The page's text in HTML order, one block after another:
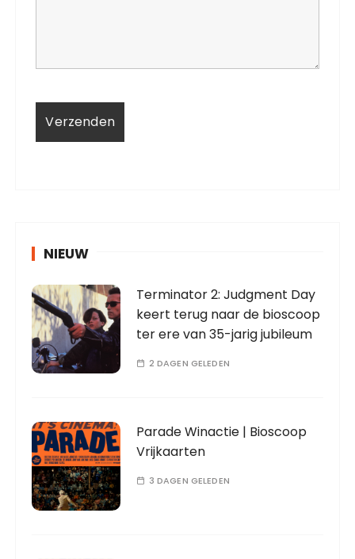
NIEUW
Terminator 2: Judgment Day
keert terug naar de bioscoop
ter ere van 35-jarig jubileum
2 DAGEN GELEDEN
Parade Winactie | Bioscoop
Vrijkaarten
3 DAGEN GELEDEN